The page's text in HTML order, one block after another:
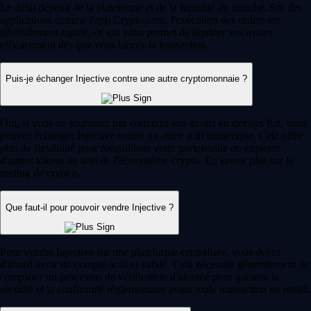
Le délai dépend de la plateforme et de la liquidité du marché. Sur des
applications comme l'app Crypto.com, l'exécution des ordres est
généralement rapide, ce qui vous permet de liquider vos avoirs
efficacement dès que vous lancez la transaction.
Puis-je échanger Injective contre une autre cryptomonnaie ?
Oui, si vous ne souhaitez pas convertir vos avoirs en devises fiat, vous
pouvez échanger Injective contre un autre actif numérique. Cela offre
plus de flexibilité pour rééquilibrer votre portefeuille ou explorer
d'autres tokens au sein de l'écosystème crypto. En savoir plus sur le
trading de cryptos.
Que faut-il pour pouvoir vendre Injective ?
Pour vendre Injective sur une plateforme centralisée, vous devez
d'abord avoir un compte actif et validé. Cela nécessite généralement de
compléter un processus de vérification d'identité pour garantir la
sécurité et la conformité réglementaire avant toute transaction ou retrait.